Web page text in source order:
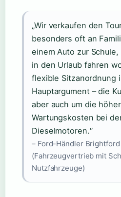
„Wir verkaufen den
besonders oft an
einem Auto zur
in den Urlaub fahren
flexible Sitzanordnung
Hauptargument – die
aber auch um die
Wartungskosten bei
Dieselmotoren.“
– Ford-Händler Brightford
(Fahrzeugvertrieb mit
Nutzfahrzeuge)